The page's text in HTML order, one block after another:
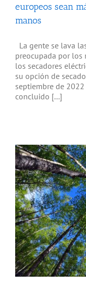
europeos sean
manos
La gente se lava
preocupada por los
los secadores
su opción de
septiembre de
concluido [...]